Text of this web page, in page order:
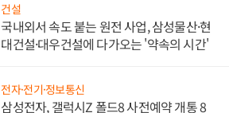
건설
국내외서 속도 붙는 원전 사업, 삼성물산·현
대건설·대우건설에 다가오는 '약속의 시간'
전자·전기·정보통신
삼성전자, 갤럭시Z 폴드8 사전예약 개통 8